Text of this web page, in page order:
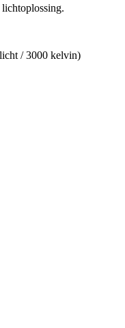
lichtoplossing.
/ 3000 kelvin)